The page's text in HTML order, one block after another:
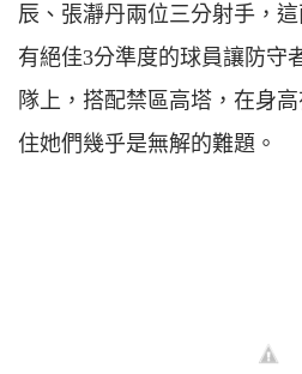
辰、張瀞丹兩位三分射手，
有絕佳3分準度的球員讓防守
隊上，搭配禁區高塔，在身
住她們幾乎是無解的難題。